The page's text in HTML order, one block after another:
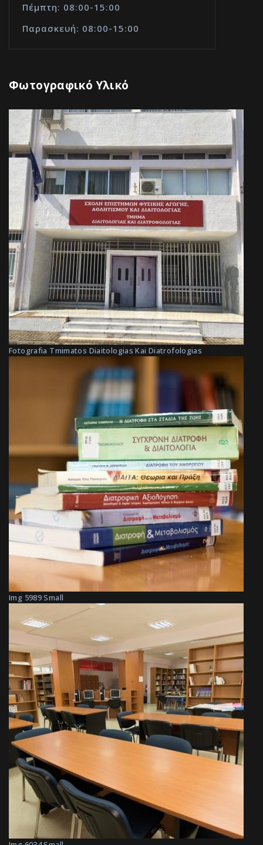
Πέμπτη: 08:00-15:00
Παρασκευή: 08:00-15:00
Φωτογραφικό Υλικό
Fotografia Tmimatos Diaitologias Kai Diatrofologias
Img 5989 Small